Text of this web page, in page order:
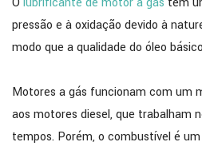
pressão e à oxidação devido à
modo que a qualidade do óleo
Motores a gás funcionam com um
aos motores diesel, que trabalham
tempos. Porém, o combustível é